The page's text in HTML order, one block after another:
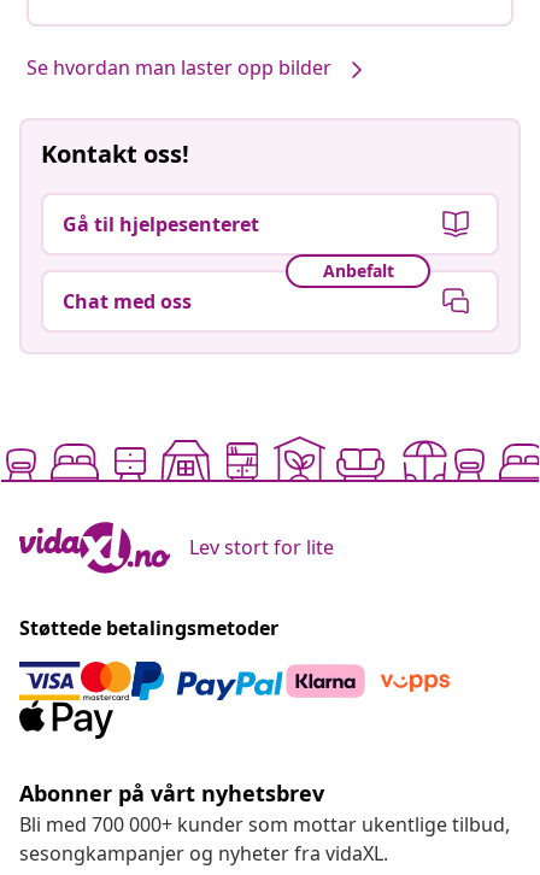
Se hvordan man laster opp bilder
Kontakt oss!
Gå til hjelpesenteret
Anbefalt
Chat med oss
Lev stort for lite
Støttede betalingsmetoder
Abonner på vårt nyhetsbrev
Bli med 700 000+ kunder som mottar ukentlige tilbud,
sesongkampanjer og nyheter fra vidaXL.